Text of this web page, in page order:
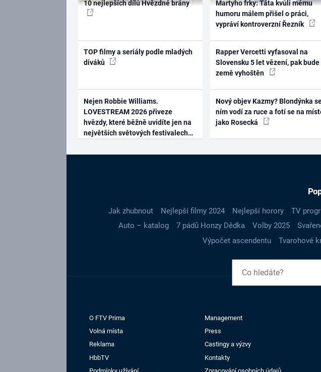
10 nejlepších dílů Hvězdné brány
TOP filmy a seriály podle mladých
diváků
Nejen Robbie Williams.
LOVESTREAM 2026 přiveze
hvězdy, které běžně uvidíte jen na
největších světových festivalech
Martyho frky: Táta kvůli mému
humoru málem přišel o práci,
vypráví kontroverzní Řezník
Rapper Vercetti vyfasoval na
Slovensku 5 let vězení, pak bude
země vyhoštěn
Nový objev Kazmy? Blondýnka
ním vodí za ruce a fotí se na
jako Rosecká
Jak zhubnout Nejlepší filmy 2024 Nejlepší horory TV
Auto – katalog
7 pádů Honzy Dědka Volby 2025
Výpočet ascendentu
Tvarohové
O FTV Prima
Management
Volná místa
Press
Reklama
Castingy a výzvy
HbbTV
Kontakty